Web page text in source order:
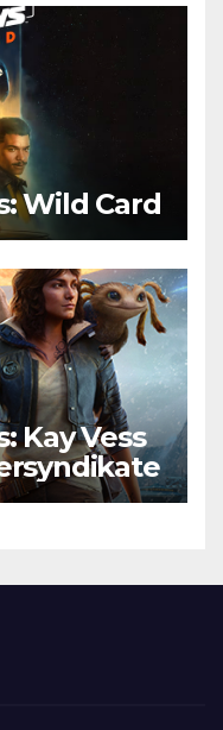
Wild Card
Kay Vess